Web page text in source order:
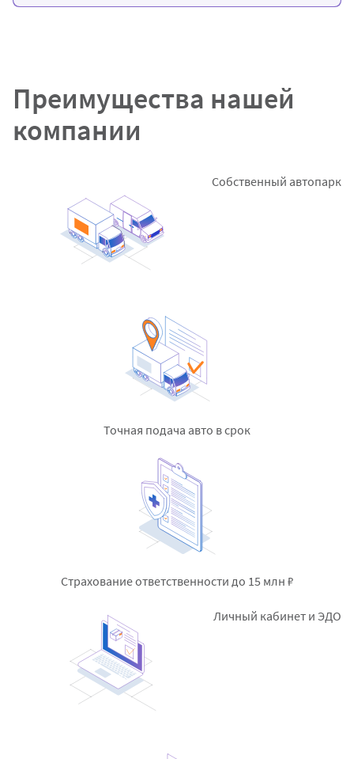
Преимущества нашей
компании
Собственный автопарк
Точная подача авто в срок
Страхованиеответственности до 15 млн ₽
Личный кабинет и ЭДО